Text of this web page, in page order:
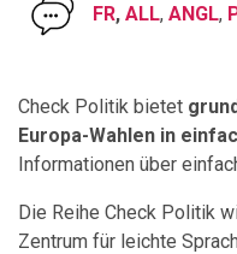
FR, ALL, ANGL,
Check Politik bietet
Europa-Wahlen in
Informationen über
Die Reihe Check Politik
Zentrum für leichte